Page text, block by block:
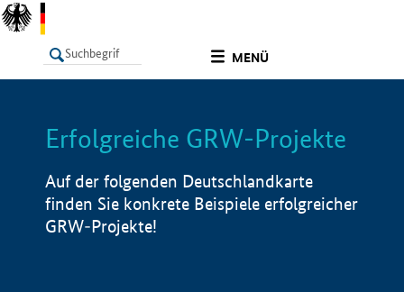
MENÜ
LISTE Info
Erfolgreiche GRW-Projekte
Auf der folgenden Deutschlandkarte
finden Sie konkrete Beispiele erfolgreicher
GRW-Projekte!